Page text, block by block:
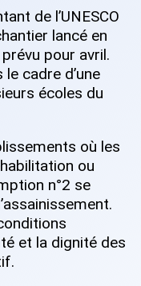
de l’UNESCO
lancé en
pour avril.
cadre d’une
écoles du
où les
ou
n°2 se
et la dignité des